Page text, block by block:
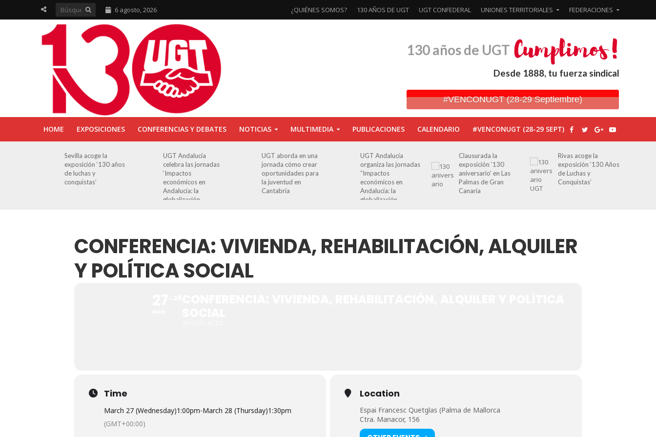
6 agosto, 2026 ¿QUIÉNES SOMOS? 130 AÑOS DE UGT UGT CONFEDERAL UNIONES TERRITORIALES FEDERACIONES
130 años de UGT
Desde 1888, tu fuerza sindical
#VENCONUGT (28-29 Septiembre)
HOME EXPOSICIONES CONFERENCIAS Y DEBATES NOTICIAS MULTIMEDIA PUBLICACIONES CALENDARIO #VENCONUGT (28-29 SEPT)
Sevilla acoge la
exposición ‘130 años
de luchas y
conquistas’
UGT Andalucía
celebra las jornadas
‘Impactos
económicos en
Andalucía: la
globalización
UGT aborda en una
jornada cómo crear
oportunidades para
la juventud en
Cantabria
UGT Andalucía
organiza las jornadas
“Impactos
económicos en
Andalucía: la
globalización
Clausurada la
exposición ‘130
aniversario’ en Las
Palmas de Gran
Canaria
Rivas acoge la
exposición ‘130 Años
de Luchas y
Conquistas’
CONFERENCIA: VIVIENDA, REHABILITACIÓN, ALQUILER
Y POLÍTICA SOCIAL
Time
March 27 (Wednesday)1:00pm-March 28 (Thursday)1:30pm
(GMT+00:00)
Location
Espai Francesc Quetglas (Palma de Mallorca
Ctra. Manacor, 156